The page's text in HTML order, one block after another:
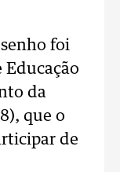
foi
Educação
da
que o
de